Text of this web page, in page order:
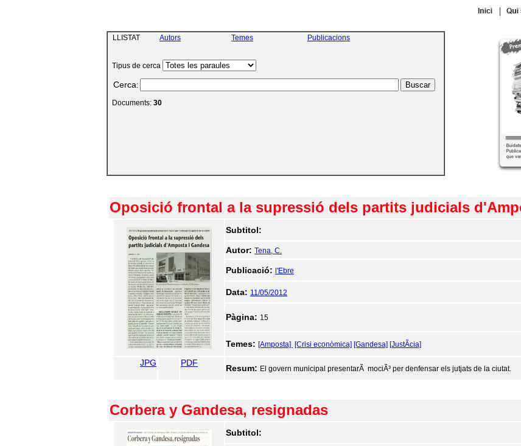
|
LLISTAT Autors Temes Publicacions
Tipus de cerca
Cerca:
Documents: 30
Oposició frontal a la supressió dels partits judicials
Subtitol:
Autor: Tena, C.
Publicació: l'Ebre
Data: 11/05/2012
Pàgina: 15
Temes: [Amposta] [Crisi econòmica] [Gandesa] [JustÃ­cia]
JPG PDF
Resum: El govern municipal presentarÃ mociÃ³ per denfensar els jutjats de la ciutat.
Corbera y Gandesa, resignadas
Subtitol: